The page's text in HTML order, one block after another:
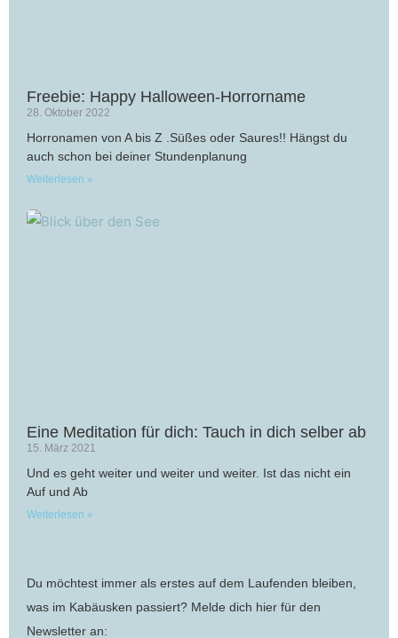
Freebie: Happy Halloween-Horrorname
28. Oktober 2022
Horronamen von A bis Z .Süßes oder Saures!! Hängst du
auch schon bei deiner Stundenplanung
Weiterlesen »
Eine Meditation für dich: Tauch in dich selber ab
15. März 2021
Und es geht weiter und weiter und weiter. Ist das nicht ein
Auf und Ab
Weiterlesen »
Du möchtest immer als erstes auf dem Laufenden bleiben,
was im Kabäusken passiert? Melde dich hier für den
Newsletter an: